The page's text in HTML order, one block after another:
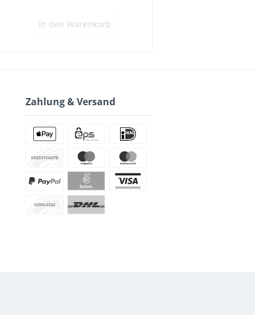
In den Warenkorb
Zahlung & Versand